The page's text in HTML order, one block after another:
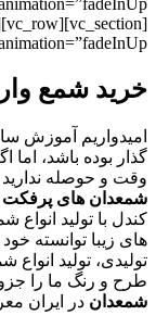
خرید شمع
امیدواریم آموزش
گذار بوده باشد، اما
وقت و حوصله ندارید
شمعدان های پرفکت
کندل با تولید
های زیبا توانسته
تولیدی، تولید انواع
طرح و رنگ ما را
شمعدان در ایران